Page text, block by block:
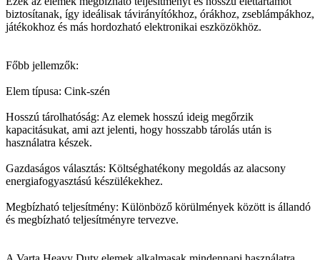
biztosítanak, így ideálisak távirányítókhoz, órákhoz, zseblámpákhoz,
játékokhoz és más hordozható elektronikai eszközökhöz.
Főbb jellemzők:
Elem típusa: Cink-szén
Hosszú tárolhatóság: Az elemek hosszú ideig megőrzik
kapacitásukat, ami azt jelenti, hogy hosszabb tárolás után is
használatra készek.
Gazdaságos választás: Költséghatékony megoldás az alacsony
energiafogyasztású készülékekhez.
Megbízható teljesítmény: Különböző körülmények között is állandó
és megbízható teljesítményre tervezve.